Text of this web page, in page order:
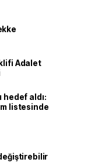
Adalet
hedef aldı:
listesinde